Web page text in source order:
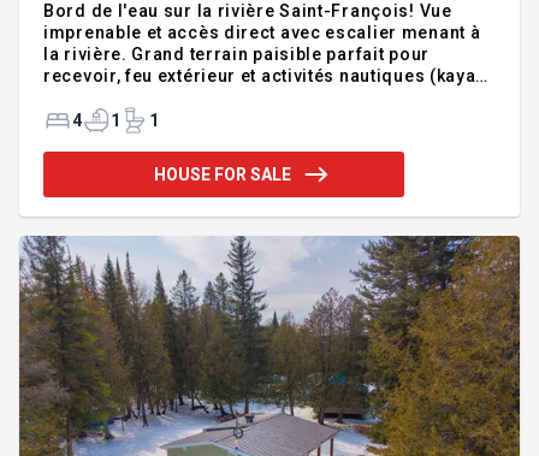
Bord de l'eau sur la rivière Saint-François! Vue
imprenable et accès direct avec escalier menant à
la rivière. Grand terrain paisible parfait pour
recevoir, feu extérieur et activités nautiques (kayak,
famille, cuisine avec armoires de bois, garage
journée se termine au bord de l'eau. À découvrir!
Addendum:Bienvenue dans une propriété où le bord
offre une vue exceptionnelle sur l'eau et u
4 1 1
HOUSE FOR SALE